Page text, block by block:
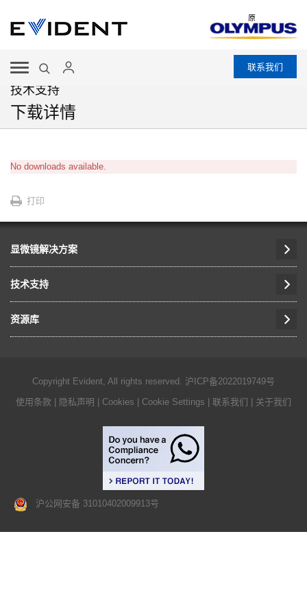
原
联系我们
技术支持
下载详情
No downloads available.
打印
显微镜解决方案
技术支持
资源库
Copyright Evident, All rights reserved. 沪ICP备2022019749号
使用条款
隐私声明 Cookies Cookie Settings 联系我们 关于我们
沪公网安备 31010402009913号